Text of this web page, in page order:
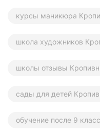
курсы маникюра
школа художников
школы отзывы
сады для детей
обучение после 9